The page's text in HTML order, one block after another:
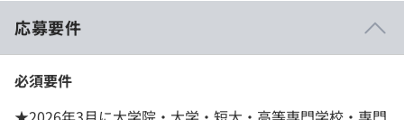
応募要件
必須要件